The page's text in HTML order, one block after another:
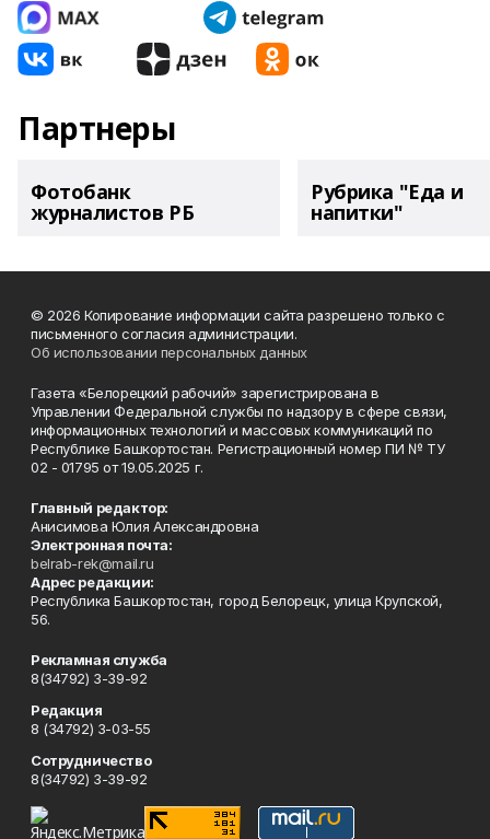
Партнеры
Фотобанк
журналистов РБ
Рубрика "Еда и
напитки"
© 2026 Копирование информации сайта разрешено только с
письменного согласия администрации.
Об использовании персональных данных
Газета «Белорецкий рабочий» зарегистрирована в
Управлении Федеральной службы по надзору в сфере связи,
информационных технологий и массовых коммуникаций по
Республике Башкортостан. Регистрационный номер ПИ № ТУ
02 - 01795 от 19.05.2025 г.
Главный редактор:
Анисимова Юлия Александровна
Электронная почта:
belrab-rek@mail.ru
Адрес редакции:
Республика Башкортостан, город Белорецк, улица Крупской,
56.
Рекламная служба
8(34792) 3-39-92
Редакция
8 (34792) 3-03-55
Сотрудничество
8(34792) 3-39-92